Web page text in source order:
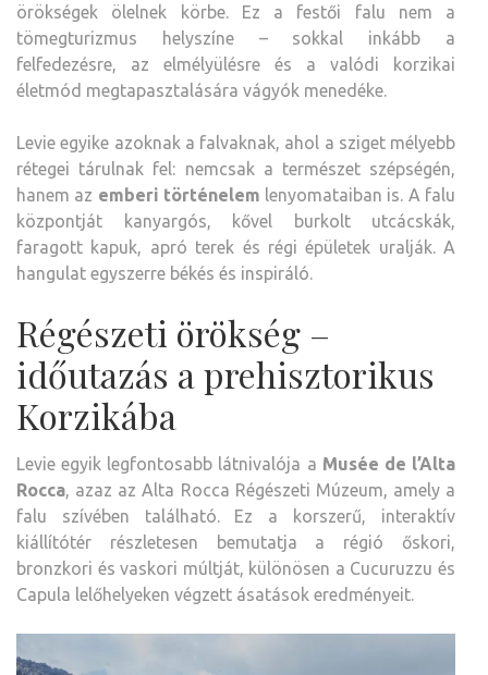
örökségek ölelnek körbe. Ez a festői falu nem a
tömegturizmus helyszíne – sokkal inkább a
felfedezésre, az elmélyülésre és a valódi korzikai
életmód megtapasztalására vágyók menedéke.
Levie egyike azoknak a falvaknak, ahol a sziget mélyebb
rétegei tárulnak fel: nemcsak a természet szépségén,
hanem az emberi történelem lenyomataiban is. A falu
központját kanyargós, kővel burkolt utcácskák,
faragott kapuk, apró terek és régi épületek uralják. A
hangulat egyszerre békés és inspiráló.
Régészeti örökség –
időutazás a prehisztorikus
Korzikába
Levie egyik legfontosabb látnivalója a Musée de l’Alta
Rocca, azaz az Alta Rocca Régészeti Múzeum, amely a
falu szívében található. Ez a korszerű, interaktív
kiállítótér részletesen bemutatja a régió őskori,
bronzkori és vaskori múltját, különösen a Cucuruzzu és
Capula lelőhelyeken végzett ásatások eredményeit.